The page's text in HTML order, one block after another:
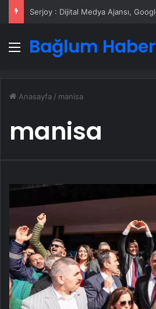
Menü
Bağlum Haber
Anasayfa / manisa
manisa